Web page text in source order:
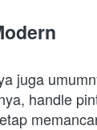
juga
handle